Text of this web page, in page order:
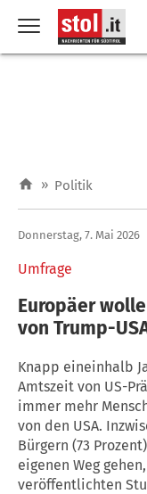
» Politik
Umfrage
Donnerstag, 7. Mai 2026
Europäer
von Trump-
Knapp eineinhalb
Amtszeit von US-
immer mehr
von den USA.
Bürgern (73
eigenen Weg
veröffentlichten